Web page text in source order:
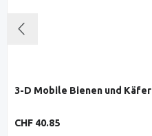
3-D Mobile Bienen und Käfer
Regulärer Preis:
CHF 40.85